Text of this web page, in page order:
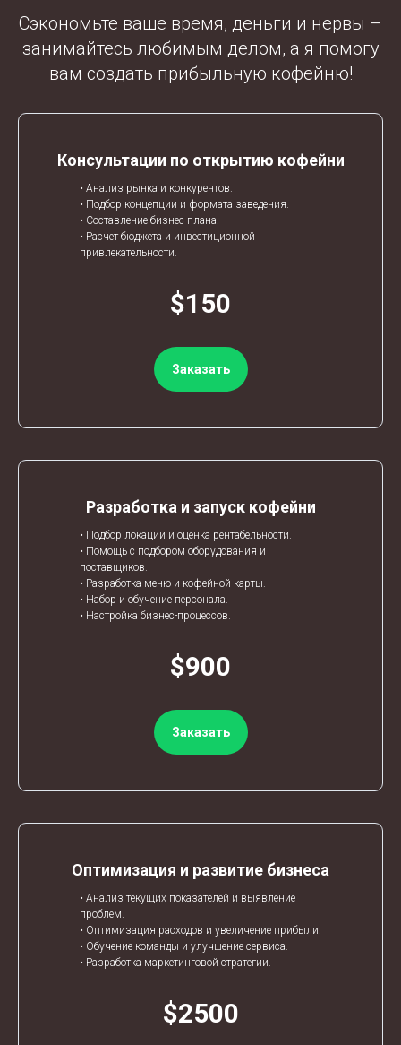
Сэкономьте ваше время, деньги и нервы –
занимайтесь любимым делом, а я помогу
вам создать прибыльную кофейню!
Консультации по открытию кофейни
• Анализ рынка и конкурентов.
• Подбор концепции и формата заведения.
• Составление бизнес-плана.
• Расчет бюджета и инвестиционной
привлекательности.
$150
Заказать
Разработка и запуск кофейни
• Подбор локации и оценка рентабельности.
• Помощь с подбором оборудования и
поставщиков.
• Разработка меню и кофейной карты.
• Набор и обучение персонала.
• Настройка бизнес-процессов.
$900
Заказать
Оптимизация и развитие бизнеса
• Анализ текущих показателей и выявление
проблем.
• Оптимизация расходов и увеличение прибыли.
• Обучение команды и улучшение сервиса.
• Разработка маркетинговой стратегии.
$2500